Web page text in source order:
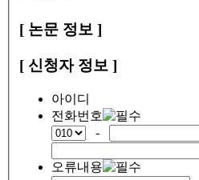
[ 논문 정보 ]
[ 신청자 정보 ]
아이디
전화번호
-
오류내용